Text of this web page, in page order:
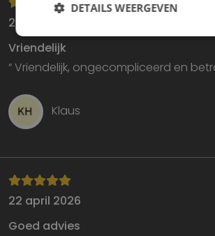
26 januari 2026
Vriendelijk
“ Vriendelijk, ongecompliceerd en
Klaus
22 april 2026
Goed advies
DETAILS WEERGEVEN
Strikt
noodzakelijk
Prestatie
Strikt noodzakelijk